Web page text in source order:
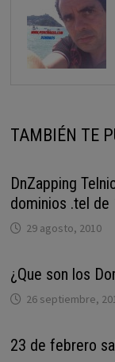
TAMBIÉN TE
DnZapping
dominios .tel de
29 agosto, 2010
¿Que son los
26 septiembre,
23 de febrero